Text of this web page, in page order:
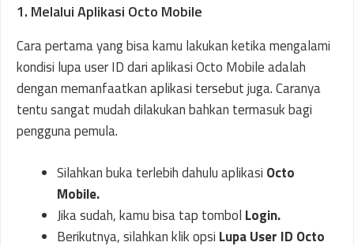
1. Melalui Aplikasi Octo Mobile
Cara pertama yang bisa kamu lakukan ketika mengalami
kondisi lupa user ID dari aplikasi Octo Mobile adalah
dengan memanfaatkan aplikasi tersebut juga. Caranya
tentu sangat mudah dilakukan bahkan termasuk bagi
pengguna pemula.
Silahkan buka terlebih dahulu aplikasi Octo
Mobile.
Jika sudah, kamu bisa tap tombol Login.
Berikutnya, silahkan klik opsi Lupa User ID Octo